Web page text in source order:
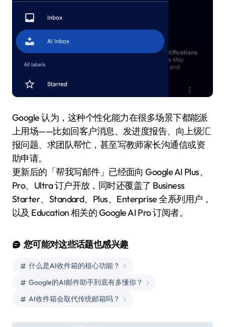
Google 认为，这种个性化能力在很多场景下都能派
上用场——比如回客户消息、发进度报告、向上级汇
报问题、求团队帮忙，甚至写教师家长沟通信或资
助申请。
更新后的「帮我写邮件」已经面向 Google AI Plus、
Pro、Ultra 订户开放，同时还覆盖了 Business
Starter、Standard、Plus、Enterprise 全系列用户，
以及 Education 相关的 Google AI Pro 订阅者。
您可能对这些话题也感兴趣
什么是AI收件箱的核心功能？
Google的AI邮件助手到底有多懂你？
AI收件箱会取代传统邮箱吗？